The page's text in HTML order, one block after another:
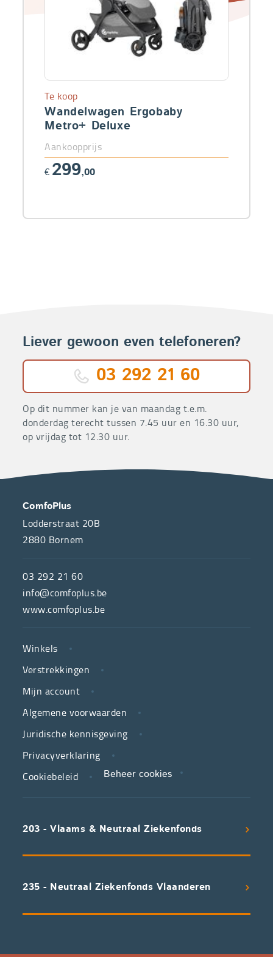
Wandelwagen Ergobaby
Metro+ Deluxe
Te koop
Aankoopprijs
€ 299,00
Liever gewoon even telefoneren?
03 292 21 60
Op dit nummer kan je van maandag t.e.m.
donderdag terecht tussen 7.45 uur en 16.30 uur,
op vrijdag tot 12.30 uur.
OVER
ONS
de
hulpmiddelenwinkel
van
neutrale
ziekenfondsen,
is
partner
in
zorg.
We
voorwaarden
uitstekend
waarvan
CONTACT
ComfoPlus
Lodderstraat 20B
2880 Bornem
03 292 21 60
info@comfoplus.be
www.comfoplus.be
LINKS
Winkels
Verstrekkingen
Mijn account
Algemene voorwaarden
Juridische kennisgeving
Privacyverklaring
Cookiebeleid
Beheer cookies
203 - Vlaams & Neutraal Ziekenfonds
235 - Neutraal Ziekenfonds Vlaanderen